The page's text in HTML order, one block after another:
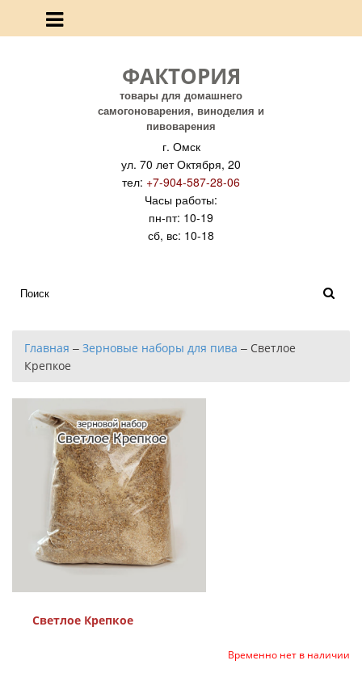
ФАКТОРИЯ
товары для домашнего
самогоноварения, виноделия и
пивоварения
г. Омск
ул. 70 лет Октября, 20
тел: +7-904-587-28-06
Часы работы:
пн-пт: 10-19
сб, вс: 10-18
Главная – Зерновые наборы для пива – Светлое
Крепкое
Светлое Крепкое
Временно нет в наличии